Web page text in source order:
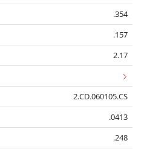
.354
.157
2.17
2.CD.060105.CS
.0413
.248